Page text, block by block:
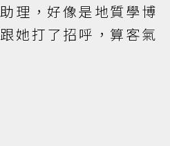
理，好像是地質學博
她打了招呼，算客氣